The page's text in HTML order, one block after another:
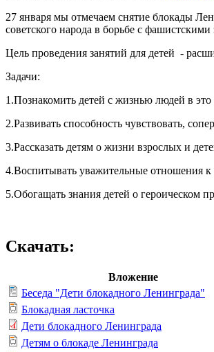
27 января мы отмечаем снятие блокады
советского народа в борьбе с фашистскими
Цель проведения занятий для детей -
Задачи:
1.Познакомить детей с жизнью людей в это
2.Развивать способность чувствовать,
3.Рассказать детям o жизни взрослых и
4.Воспитывать уважительные отношения
5.Обогащать знания детей о героическом
Скачать:
Вложение
Беседа "Дети блокадного Ленинграда"
Блокадная ласточка
Дети блокадного Ленинграда
Детям о блокаде Ленинграда